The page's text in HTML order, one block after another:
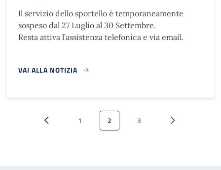
Il servizio dello sportello è temporaneamente
sospeso dal 27 Luglio al 30 Settembre.
Resta attiva l’assistenza telefonica e via email.
VAI ALLA NOTIZIA
Paginazione
Pagina precedente
Pagina
1 Pagina attuale
2 Pagina
3 Pagina